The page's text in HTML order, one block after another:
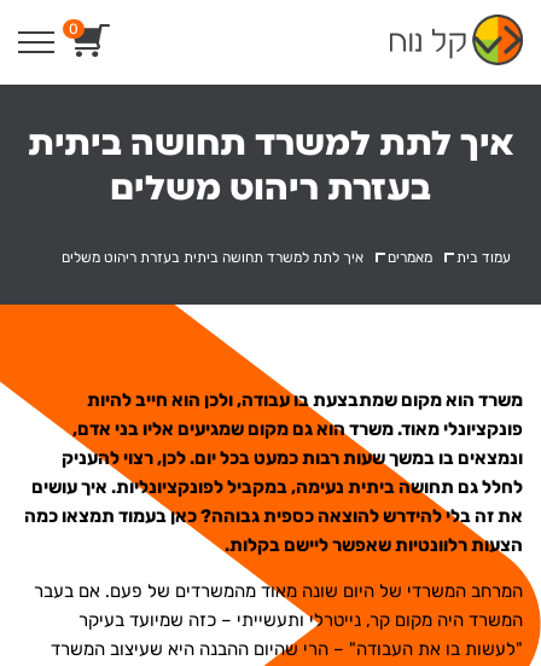
content
0
איך לתת למשרד תחושה ביתית
בעזרת ריהוט משלים
עמוד בית מאמרים איך לתת למשרד תחושה ביתית בעזרת ריהוט משלים
משרד הוא מקום שמתבצעת בו עבודה, ולכן הוא חייב להיות
פונקציונלי מאוד. משרד הוא גם מקום שמגיעים אליו בני אדם,
ונמצאים בו במשך שעות רבות כמעט בכל יום. לכן, רצוי להעניק
לחלל גם תחושה ביתית נעימה, במקביל לפונקציונליות. איך עושים
את זה בלי להידרש להוצאה כספית גבוהה? כאן בעמוד תמצאו כמה
הצעות רלוונטיות שאפשר ליישם בקלות.
המרחב המשרדי של היום שונה מאוד מהמשרדים של פעם. אם בעבר
המשרד היה מקום קר, נייטרלי ותעשייתי – כזה שמיועד בעיקר
"לעשות בו את העבודה" – הרי שהיום ההבנה היא שעיצוב המשרד